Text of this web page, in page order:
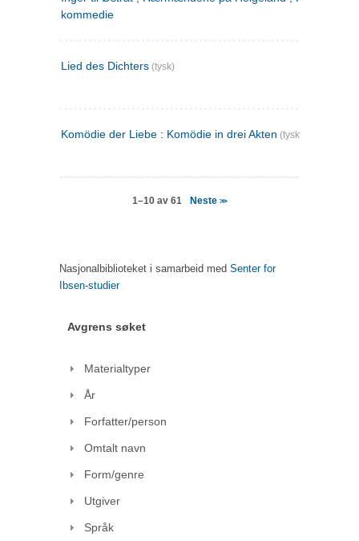
kommedie
Lied des Dichters (tysk)
Komödie der Liebe : Komödie in drei Akten (tysk)
1–10 av 61 Neste>>
Nasjonalbiblioteket i samarbeid med Senter for
Ibsen-studier
Avgrens søket
Materialtyper
År
Forfatter/person
Omtalt navn
Form/genre
Utgiver
Språk